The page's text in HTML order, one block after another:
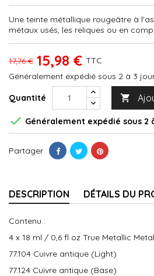
Une teinte métallique rougeâtre à
métaux usés, les reliques ou en
17,76 € 15,98 € TTC
Généralement expédié sous 2 à 3
Quantité 
 Généralement expédié sous 2
Partager
DESCRIPTION DÉTAILS DU
Contenu :
4 x 18 ml / 0,6 fl oz True Metallic Metal
77.104 Cuivre antique (Light)
77.124 Cuivre antique (Base)